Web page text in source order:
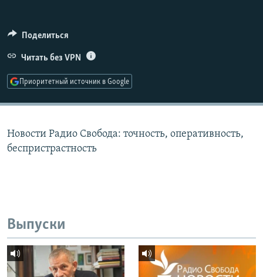
ПОДПИШИТЕСЬ НА РАССЫЛКУ
СОЦИАЛЬНЫЕ СЕТИ
Поделиться
Читать без VPN
Приоритетный источник в Google
Новости Радио Свобода: точность, оперативность,
беспристрастность
Выпуски